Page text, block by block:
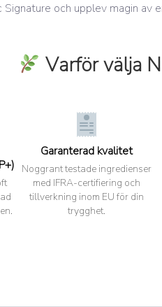
och upplev magin av
Varför välja
Garanterad kvalitet
Noggrant testade ingredienser
med IFRA-certifiering och
tillverkning inom EU för din
trygghet.